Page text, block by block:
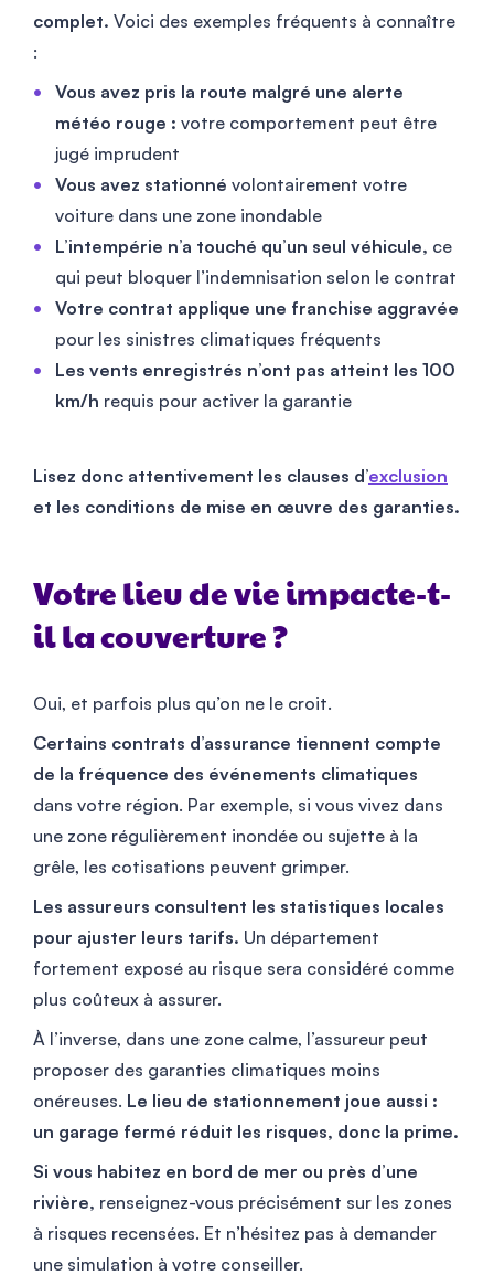
complet. Voici des exemples fréquents à connaître
:
Vous avez pris la route malgré une alerte
météo rouge : votre comportement peut être
jugé imprudent
Vous avez stationné volontairement votre
voiture dans une zone inondable
L’intempérie n’a touché qu’un seul véhicule, ce
qui peut bloquer l’indemnisation selon le contrat
Votre contrat applique une franchise aggravée
pour les sinistres climatiques fréquents
Les vents enregistrés n’ont pas atteint les 100
km/h requis pour activer la garantie
Lisez donc attentivement les clauses d’exclusion
et les conditions de mise en œuvre des garanties.
Votre lieu de vie impacte-t-
il la couverture ?
Oui, et parfois plus qu’on ne le croit.
Certains contrats d’assurance tiennent compte
de la fréquence des événements climatiques
dans votre région. Par exemple, si vous vivez dans
une zone régulièrement inondée ou sujette à la
grêle, les cotisations peuvent grimper.
Les assureurs consultent les statistiques locales
pour ajuster leurs tarifs. Un département
fortement exposé au risque sera considéré comme
plus coûteux à assurer.
À l’inverse, dans une zone calme, l’assureur peut
proposer des garanties climatiques moins
onéreuses. Le lieu de stationnement joue aussi :
un garage fermé réduit les risques, donc la prime.
Si vous habitez en bord de mer ou près d’une
rivière, renseignez-vous précisément sur les zones
à risques recensées. Et n’hésitez pas à demander
une simulation à votre conseiller.